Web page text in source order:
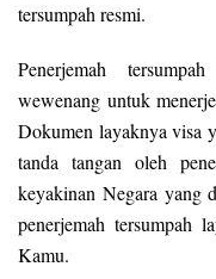
tersumpah resmi.
Penerjemah
wewenang untuk
Dokumen layaknya visa
tanda tangan oleh
keyakinan Negara yang
penerjemah tersumpah
Kamu.